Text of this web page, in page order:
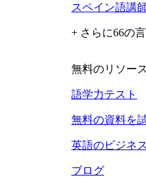
スペイン語講
+ さらに66の
無料のリソース
語学力テスト
無料の資料を
英語のビジネ
ブログ